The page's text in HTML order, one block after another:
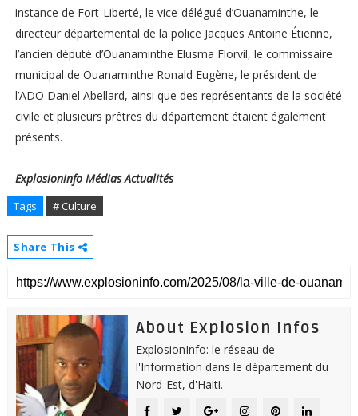
instance de Fort-Liberté, le vice-délégué d’Ouanaminthe, le
directeur départemental de la police Jacques Antoine Étienne,
l’ancien député d’Ouanaminthe Elusma Florvil, le commissaire
municipal de Ouanaminthe Ronald Eugène, le président de
l’ADO Daniel Abellard, ainsi que des représentants de la société
civile et plusieurs prêtres du département étaient également
présents.
Explosioninfo Médias Actualités
Tags # Culture
Share This
About Explosion Infos
ExplosionInfo: le réseau de
l'Information dans le département du
Nord-Est, d'Haiti.